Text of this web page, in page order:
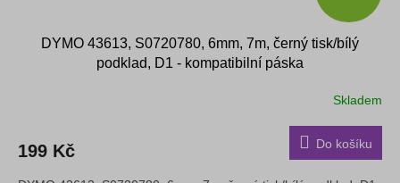
DYMO 43613, S0720780, 6mm, 7m, černý tisk/bílý
podklad, D1 - kompatibilní páska
Skladem
199 Kč Do košíku